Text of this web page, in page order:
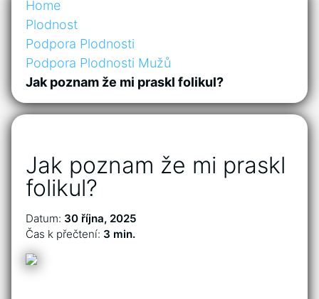
Home
Plodnost
Podpora Plodnosti
Podpora Plodnosti Mužů
Jak poznam že mi praskl folikul?
Jak poznam že mi praskl
folikul?
Datum: 30 října, 2025
Čas k přečtení: 3 min.